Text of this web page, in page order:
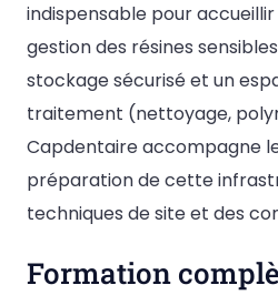
indispensable pour accueillir
gestion des résines
stockage sécurisé et un
traitement (nettoyage,
Capdentaire accompagne
préparation de cette
techniques de site et des
Formation